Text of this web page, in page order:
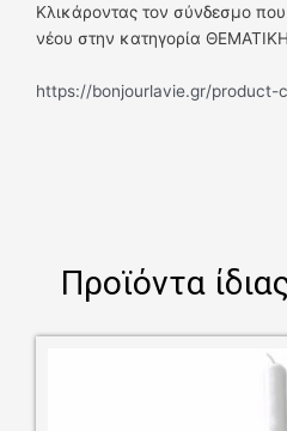
Κλικάροντας τον σύνδεσμο
νέου στην κατηγορία
https://bonjourlavie.gr/product-
Προϊόντα